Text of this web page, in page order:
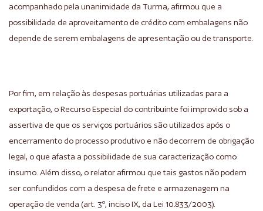
acompanhado pela unanimidade da Turma, afirmou que a
possibilidade de aproveitamento de crédito com embalagens não
depende de serem embalagens de apresentação ou de transporte.
Por fim, em relação às despesas portuárias utilizadas para a
exportação, o Recurso Especial do contribuinte foi improvido sob a
assertiva de que os serviços portuários são utilizados após o
encerramento do processo produtivo e não decorrem de obrigação
legal, o que afasta a possibilidade de sua caracterização como
insumo. Além disso, o relator afirmou que tais gastos não podem
ser confundidos com a despesa de frete e armazenagem na
operação de venda (art. 3º, inciso IX, da Lei 10.833/2003).